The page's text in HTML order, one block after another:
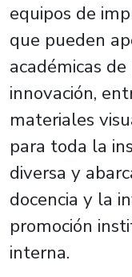
equipos de
que pueden
académicas
innovación,
materiales
para toda la
diversa y
docencia y la
promoción
interna.